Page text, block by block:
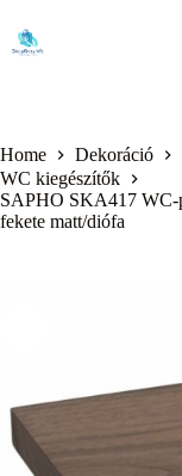
content
Home Dekoráció
WC kiegészítők
SAPHO SKA417 WC-
fekete matt/diófa